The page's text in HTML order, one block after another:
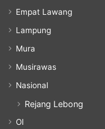
Empat Lawang
Lampung
Mura
Musirawas
Nasional
Rejang Lebong
OI